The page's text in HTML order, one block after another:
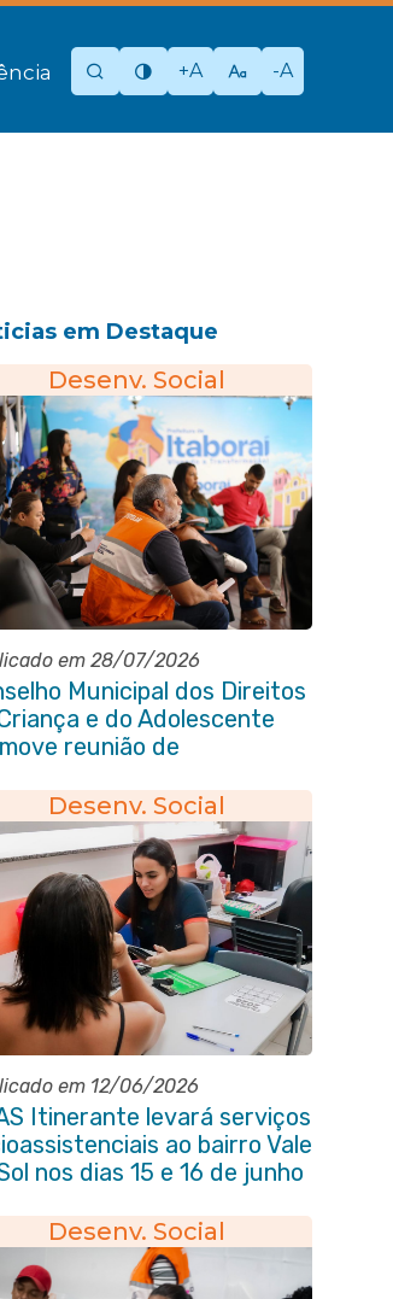
+A -A
em Destaque
Desenv. Social
em 28/07/2026
Municipal dos Direitos
e do Adolescente
reunião de
Desenv. Social
em 12/06/2026
Itinerante levará serviços
ao bairro Vale
nos dias 15 e 16 de junho
Desenv. Social